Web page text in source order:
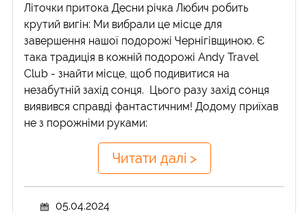
Літочки притока Десни річка Любич робить
крутий вигін: Ми вибрали це місце для
завершення нашої подорожі Чернігівщиною. Є
така традиція в кожній подорожі Andy Travel
Club - знайти місце, щоб подивитися на
незабутній захід сонця. Цього разу захід сонця
виявився справді фантастичним! Додому приїхав
не з порожніми руками:
Читати далі >
05.04.2024